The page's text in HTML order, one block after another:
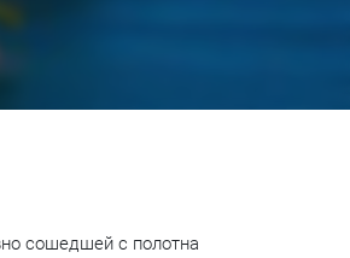
сошедшей с полотна